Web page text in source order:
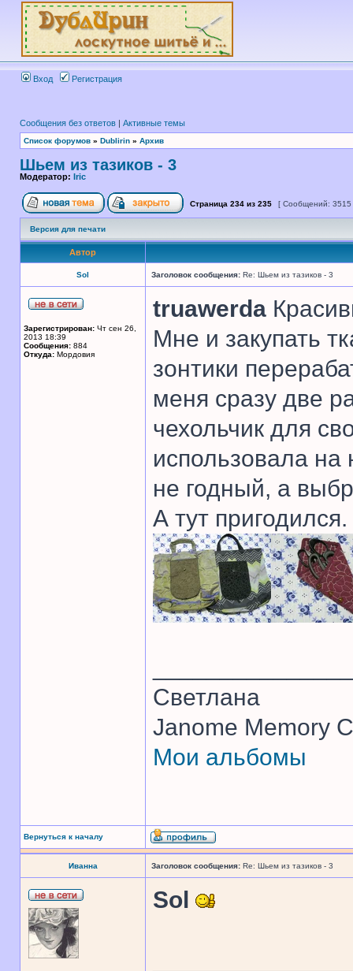
Вход Регистрация
Сообщения без ответов | Активные темы
Список форумов » Dublirin » Архив
Шьем из тазиков - 3
Модератор: Iric
Страница 234 из 235 [ Сообщений:
Версия для печати
Автор
Sol Заголовок сообщения: Re: Шьем из тазиков - 3
Зарегистрирован: Чт сен 26,
2013 18:39
Сообщения: 884
Откуда: Мордовия
truawerda
Мне и закупать
зонтики
меня сразу две
чехольчик для
использовала
не годный, а
А тут пригодился.
Светлана
Janome Memory
Мои альбомы
Вернуться к началу
Иванна Заголовок сообщения: Re: Шьем из тазиков - 3
Sol